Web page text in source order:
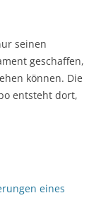
seinen
geschaffen,
können. Die
entsteht dort,
eines